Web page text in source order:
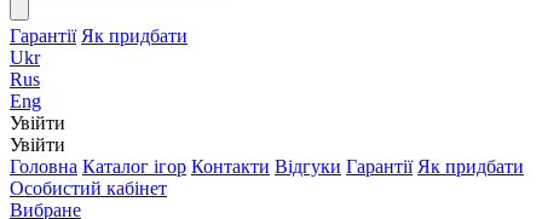
Гарантії Як придбати
Ukr
Rus
Eng
Увійти
Увійти
Головна Каталог ігор Контакти Відгуки Гарантії Як придбати
Особистий кабінет
Вибране